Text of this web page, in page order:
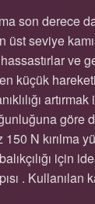
derece
seviye
en küçük
150 N kırılma
için
.